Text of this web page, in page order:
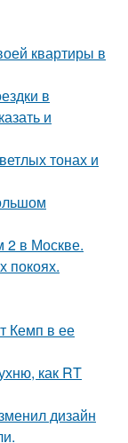
квартиры в
в
и
тонах и
2 в Москве.
покоях.
Кемп в ее
как RT
дизайн